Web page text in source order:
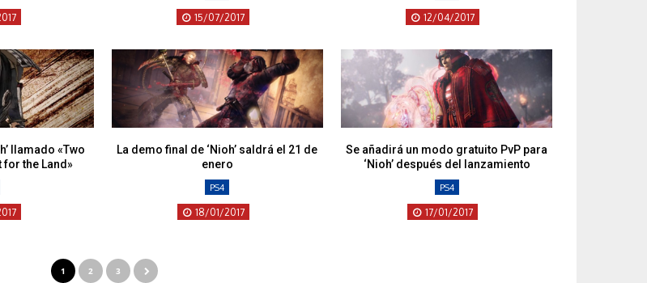
15/07/2017 12/04/2017
llamado «Two
for the Land»
La demo final de ‘Nioh’ saldrá el 21 de
enero
PS4
18/01/2017
Se añadirá un modo gratuito PvP para
‘Nioh’ después del lanzamiento
PS4
17/01/2017
1 2 3